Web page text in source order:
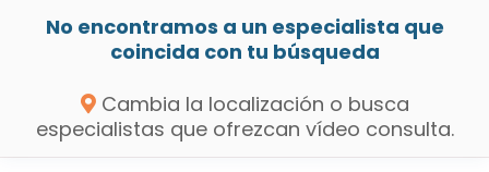
No encontramos a un especialista que
coincida con tu búsqueda
Cambia la localización o busca
especialistas que ofrezcan vídeo consulta.